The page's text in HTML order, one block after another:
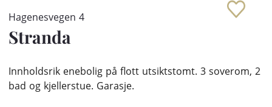
Hagenesvegen 4
Stranda
Innholdsrik enebolig på flott utsiktstomt. 3 soverom, 2
bad og kjellerstue. Garasje.